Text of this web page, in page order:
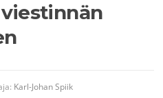
Karl-Johan Spiik